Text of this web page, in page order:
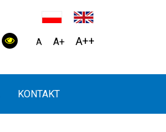
A A+ A++
KONTAKT